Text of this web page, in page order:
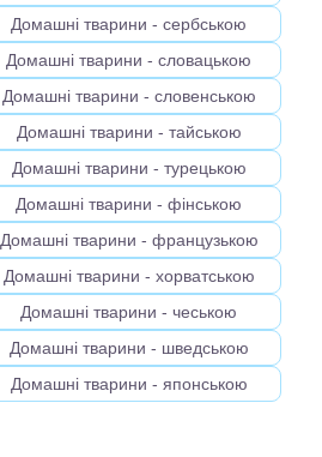
Домашні тварини - сербською
Домашні тварини - словацькою
Домашні тварини - словенською
Домашні тварини - тайською
Домашні тварини - турецькою
Домашні тварини - фінською
Домашні тварини - французькою
Домашні тварини - хорватською
Домашні тварини - чеською
Домашні тварини - шведською
Домашні тварини - японською